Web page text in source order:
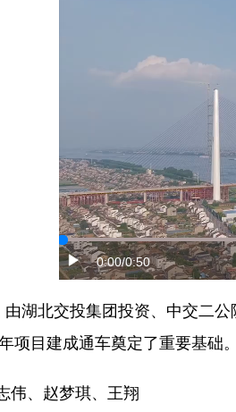
0:00/0:50
北交投集团投资、中交二公
项目建成通车奠定了重要基础。
、赵梦琪、王翔